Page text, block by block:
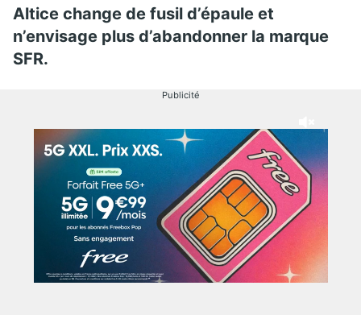
Altice change de fusil d’épaule et
n’envisage plus d’abandonner la marque
SFR.
Publicité